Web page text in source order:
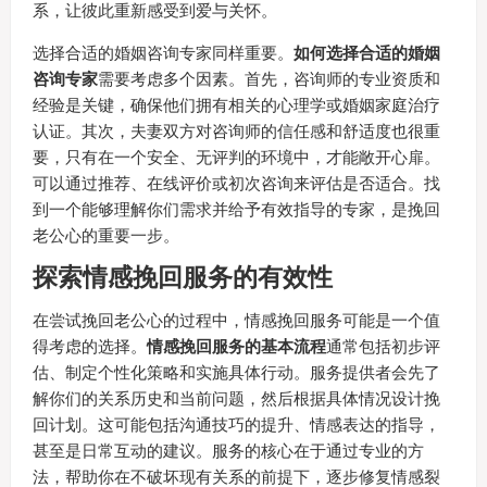
系，让彼此重新感受到爱与关怀。
选择合适的婚姻咨询专家同样重要。 如何选择合适的婚姻
咨询专家需要考虑多个因素。首先，咨询师的专业资质和
经验是关键，确保他们拥有相关的心理学或婚姻家庭治疗
认证。其次，夫妻双方对咨询师的信任感和舒适度也很重
要，只有在一个安全、无评判的环境中，才能敞开心扉。
可以通过推荐、在线评价或初次咨询来评估是否适合。找
到一个能够理解你们需求并给予有效指导的专家，是挽回
老公心的重要一步。
探索情感挽回服务的有效性
在尝试挽回老公心的过程中，情感挽回服务可能是一个值
得考虑的选择。情感挽回服务的基本流程通常包括初步评
估、制定个性化策略和实施具体行动。服务提供者会先了
解你们的关系历史和当前问题，然后根据具体情况设计挽
回计划。这可能包括沟通技巧的提升、情感表达的指导，
甚至是日常互动的建议。服务的核心在于通过专业的方
法，帮助你在不破坏现有关系的前提下，逐步修复情感裂